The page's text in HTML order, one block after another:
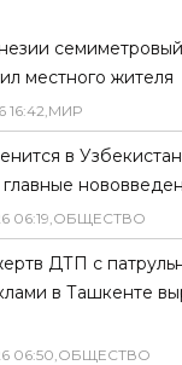
местного жителя
16:42,МИР
в
главные
06:19,ОБЩЕСТВО
ДТП с
в Ташкенте
06:50,ОБЩЕСТВО